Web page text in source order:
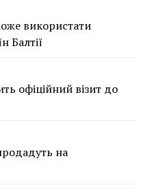
використати
Балтії
офіційний візит до
на